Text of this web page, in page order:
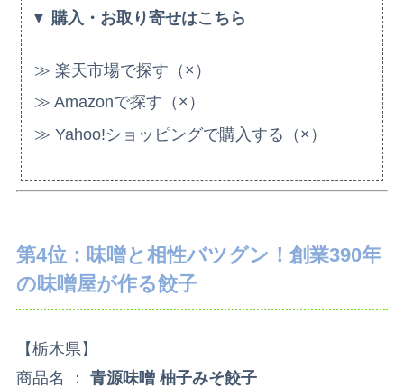
▼ 購入・お取り寄せはこちら
≫ 楽天市場で探す（×）
≫ Amazonで探す（×）
≫ Yahoo!ショッピングで購入する（×）
第4位：味噌と相性バツグン！創業390年
の味噌屋が作る餃子
【栃木県】
商品名 ： 青源味噌 柚子みそ餃子